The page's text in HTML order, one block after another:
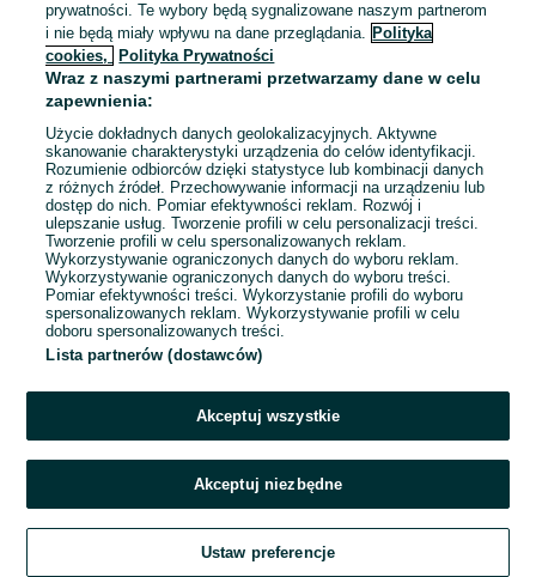
To ogłoszenie nie jest już dostępne
Przejdź na stronę główną
prywatności. Te wybory będą sygnalizowane naszym partnerom
i nie będą miały wpływu na dane przeglądania. Polityka
cookies,
Polityka Prywatności
Wraz z naszymi partnerami przetwarzamy dane w celu
zapewnienia:
Użycie dokładnych danych geolokalizacyjnych. Aktywne
skanowanie charakterystyki urządzenia do celów identyfikacji.
Rozumienie odbiorców dzięki statystyce lub kombinacji danych
z różnych źródeł. Przechowywanie informacji na urządzeniu lub
dostęp do nich. Pomiar efektywności reklam. Rozwój i
ulepszanie usług. Tworzenie profili w celu personalizacji treści.
Tworzenie profili w celu spersonalizowanych reklam.
Wykorzystywanie ograniczonych danych do wyboru reklam.
Wykorzystywanie ograniczonych danych do wyboru treści.
Pomiar efektywności treści. Wykorzystanie profili do wyboru
spersonalizowanych reklam. Wykorzystywanie profili w celu
doboru spersonalizowanych treści.
Lista partnerów (dostawców)
Akceptuj wszystkie
Akceptuj niezbędne
Ustaw preferencje